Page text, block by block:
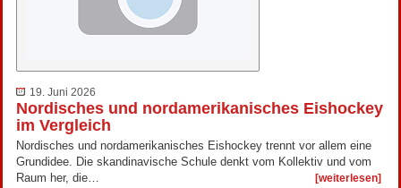
19. Juni 2026
Nordisches und nordamerikanisches Eishockey
im Vergleich
Nordisches und nordamerikanisches Eishockey trennt vor allem eine
Grundidee. Die skandinavische Schule denkt vom Kollektiv und vom
Raum her, die…
[weiterlesen]